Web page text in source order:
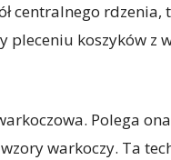
centralnego rdzenia,
pleceniu koszyków z
Polega
warkoczy. Ta